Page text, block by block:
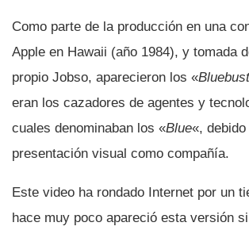
Como parte de la producción en una
Apple en Hawaii (año 1984), y tomada
propio Jobso, aparecieron los «
eran los cazadores de agentes y
cuales denominaban los «Blue«,
presentación visual como compañí­a.
Este video ha rondado Internet por un
hace muy poco apareció esta versión